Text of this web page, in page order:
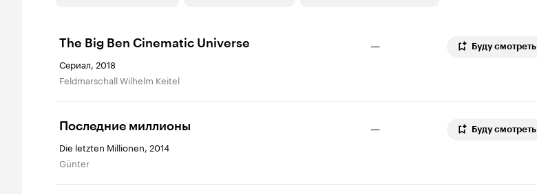
The Big Ben Cinematic Universe
Сериал, 2018
Feldmarschall Wilhelm Keitel
— Буду смотреть
Последние миллионы
Die letzten Millionen, 2014
Günter
— Буду смотреть